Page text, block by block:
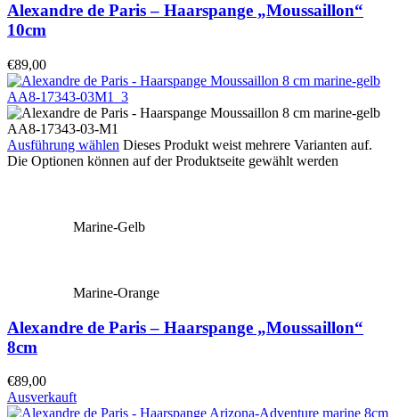
Alexandre de Paris – Haarspange „Moussaillon“
10cm
€89,00
Ausführung wählen Dieses Produkt weist mehrere Varianten auf.
Die Optionen können auf der Produktseite gewählt werden
Marine-Gelb
Marine-Orange
Alexandre de Paris – Haarspange „Moussaillon“
8cm
€89,00
Ausverkauft